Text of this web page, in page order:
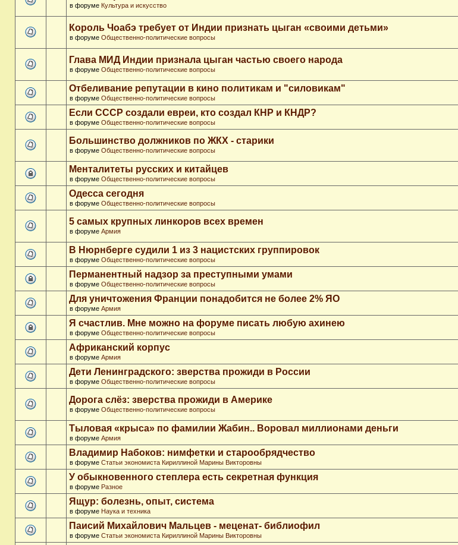
в форуме Культура и искусство
Король Чоабэ требует от Индии признать цыган «своими детьми»
в форуме Общественно-политические вопросы
Глава МИД Индии признала цыган частью своего народа
в форуме Общественно-политические вопросы
Отбеливание репутации в кино политикам и "силовикам"
в форуме Общественно-политические вопросы
Если СССР создали евреи, кто создал КНР и КНДР?
в форуме Общественно-политические вопросы
Большинство должников по ЖКХ - старики
в форуме Общественно-политические вопросы
Менталитеты русских и китайцев
в форуме Общественно-политические вопросы
Одесса сегодня
в форуме Общественно-политические вопросы
5 самых крупных линкоров всех времен
в форуме Армия
В Нюрнберге судили 1 из 3 нацистских группировок
в форуме Общественно-политические вопросы
Перманентный надзор за преступными умами
в форуме Общественно-политические вопросы
Для уничтожения Франции понадобится не более 2% ЯО
в форуме Армия
Я счастлив. Мне можно на форуме писать любую ахинею
в форуме Общественно-политические вопросы
Африканский корпус
в форуме Армия
Дети Ленинградского: зверства прожиди в России
в форуме Общественно-политические вопросы
Дорога слёз: зверства прожиди в Америке
в форуме Общественно-политические вопросы
Тыловая «крыса» по фамилии Жабин.. Воровал миллионами деньги
в форуме Армия
Владимир Набоков: нимфетки и старообрядчество
в форуме Статьи экономиста Кириллиной Марины Викторовны
У обыкновенного степлера есть секретная функция
в форуме Разное
Ящур: болезнь, опыт, система
в форуме Наука и техника
Паисий Михайлович Мальцев - меценат- библиофил
в форуме Статьи экономиста Кириллиной Марины Викторовны